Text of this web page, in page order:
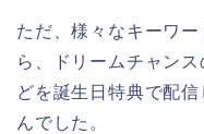
ただ、様々なキーワ
ら、ドリームチャン
どを誕生日特典で配
んでした。